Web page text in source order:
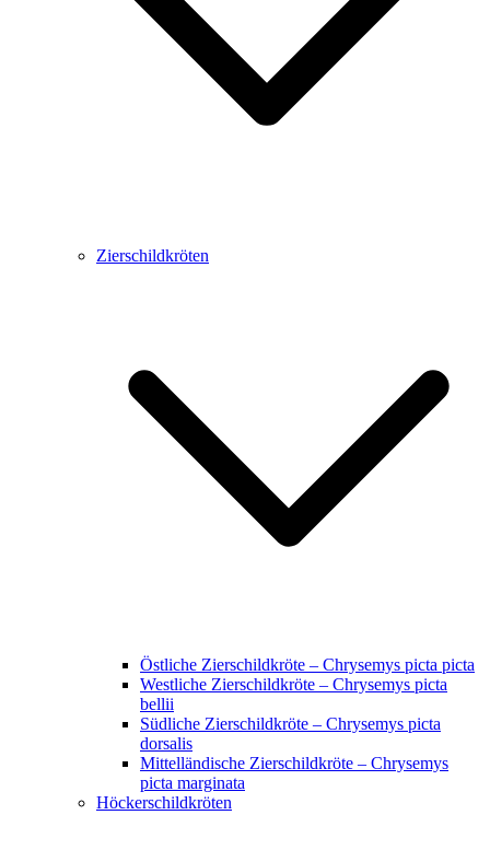
Zierschildkröten
Östliche Zierschildkröte – Chrysemys picta picta
Westliche Zierschildkröte – Chrysemys picta
bellii
Südliche Zierschildkröte – Chrysemys picta
dorsalis
Mittelländische Zierschildkröte – Chrysemys
picta marginata
Höckerschildkröten